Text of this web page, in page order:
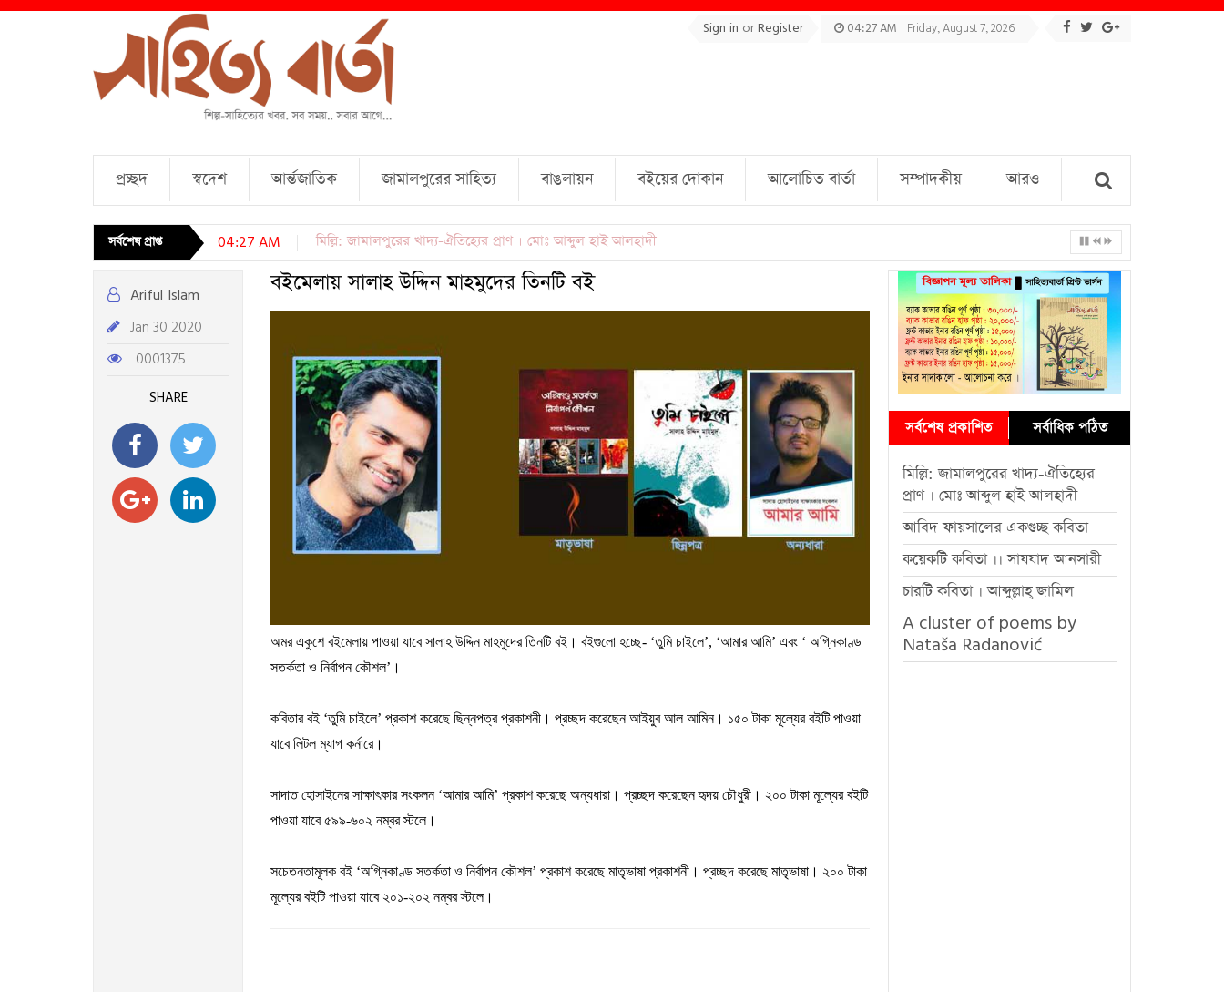
Sign in orRegister 04:27 AM Friday, August 7, 2026
প্রচ্ছদ স্বদেশ আর্ন্তজাতিক জামালপুরের সাহিত্য বাঙলায়ন বইয়ের দোকান আলোচিত বার্তা সম্পাদকীয় আরও
সর্বশেষ প্রাপ্ত 04:27 AM চারটি কবিতা । আব্দুল্লাহ্ জামিল
Ariful Islam
Jan 30 2020
0001375
SHARE
বইমেলায় সালাহ উদ্দিন মাহমুদের তিনটি বই
অমর একুশে বইমেলায় পাওয়া যাবে সালাহ উদ্দিন মাহমুদের তিনটি বই। বইগুলো হচ্ছে- ‘তুমি চাইলে’, ‘আমার আমি’ এবং ‘ অগ্নিকাণ্ড
সতর্কতা ও নির্বাপন কৌশল’ ।
কবিতার বই ‘তুমি চাইলে’ প্রকাশ করেছে ছিন্নপত্র প্রকাশনী। প্রচ্ছদ করেছেন আইয়ুব আল আমিন। ১৫০ টাকা মূল্যের বইটি পাওয়া
যাবে লিটল ম্যাগ কর্নারে।
সাদাত হোসাইনের সাক্ষাৎকার সংকলন‘আমার আমি’ প্রকাশ করেছে অন্যধারা। প্রচ্ছদ করেছেন হৃদয় চৌধুরী। ২০০ টাকা মূল্যের বইটি
পাওয়া যাবে ৫৯৯-৬০২ নম্বর স্টলে।
সচেতনতামূলক বই ‘অগ্নিকাণ্ড সতর্কতা ও নির্বাপন কৌশল’ প্রকাশ করেছে মাতৃভাষা প্রকাশনী। প্রচ্ছদ করেছে মাতৃভাষা। ২০০ টাকা
মূল্যের বইটি পাওয়া যাবে ২০১-২০২ নম্বর স্টলে।
সর্বশেষ প্রকাশিত সর্বাধিক পঠিত
মিল্লি: জামালপুরের খাদ্য-ঐতিহ্যের
প্রাণ । মোঃ আব্দুল হাই আলহাদী
আবিদ ফায়সালের একগুচ্ছ কবিতা
কয়েকটি কবিতা ।। সাযযাদ আনসারী
চারটি কবিতা । আব্দুল্লাহ্ জামিল
A cluster of poems by
Nataša Radanović